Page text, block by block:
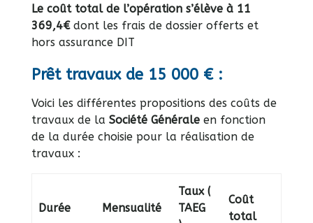
Le coût total de l’opération s’élève à 11
369,4€ dont les frais de dossier offerts et
hors assurance DIT
Prêt travaux de 15 000 € :
Voici les différentes propositions des coûts de
travaux de la Société Généraleen fonction
de la durée choisie pour la réalisation de
travaux :
Durée Mensualité
Taux (
TAEG
Coût
total